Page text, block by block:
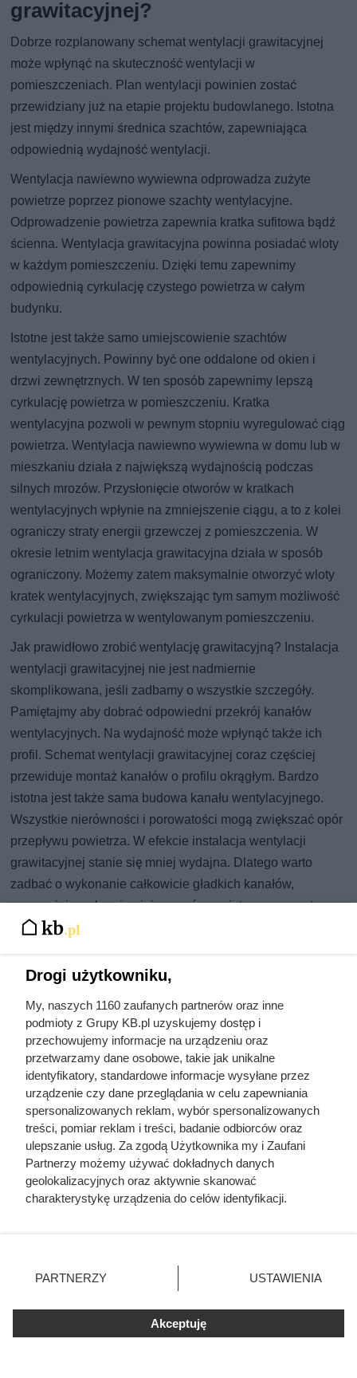
grawitacyjnej?
Dobrze rozplanowany schemat wentylacji grawitacyjnej
może wpłynąć na skuteczność wentylacji w
pomieszczeniach. Plan wentylacji powinien zostać
przewidziany już na etapie projektu budowlanego. Istotna
jest między innymi średnica szachtów, zapewniająca
odpowiednią wydajność wentylacji.
Wentylacja nawiewno wywiewna odprowadza zużyte
powietrze poprzez pionowe szachty wentylacyjne.
Odprowadzenie powietrza zapewnia kratka sufitowa bądź
ścienna. Wentylacja grawitacyjna powinna posiadać wloty
w każdym pomieszczeniu. Dzięki temu zapewnimy
odpowiednią cyrkulację czystego powietrza w całym
budynku.
Istotne jest także samo umiejscowienie szachtów
wentylacyjnych. Powinny być one oddalone od okien i
drzwi zewnętrznych. W ten sposób zapewnimy lepszą
cyrkulację powietrza w pomieszczeniu. Kratka
wentylacyjna pozwoli w pewnym stopniu wyregulować ciąg
powietrza. Wentylacja nawiewno wywiewna w domu lub w
mieszkaniu działa z największą wydajnością podczas
silnych mrozów. Przysłonięcie otworów w kratkach
wentylacyjnych wpłynie na zmniejszenie ciągu, a to z kolei
ograniczy straty energii grzewczej z pomieszczenia. W
okresie letnim wentylacja grawitacyjna działa w sposób
ograniczony. Możemy zatem maksymalnie otworzyć wloty
kratek wentylacyjnych, zwiększając tym samym możliwość
cyrkulacji powietrza w wentylowanym pomieszczeniu.
Jak prawidłowo zrobić wentylację grawitacyjną? Instalacja
wentylacji grawitacyjnej nie jest nadmiernie
skomplikowana, jeśli zadbamy o wszystkie szczegóły.
Pamiętajmy aby dobrać odpowiedni przekrój kanałów
wentylacyjnych. Na wydajność może wpłynąć także ich
profil. Schemat wentylacji grawitacyjnej coraz częściej
przewiduje montaż kanałów o profilu okrągłym. Bardzo
istotna jest także sama budowa kanału wentylacyjnego.
Wszystkie nierówności i porowatości mogą zwiększać opór
przepływu powietrza. W efekcie instalacja wentylacji
grawitacyjnej stanie się mniej wydajna. Dlatego warto
zadbać o wykonanie całkowicie gładkich kanałów,
zapewniających najmniejszy opór powietrza, a co za tym
idzie, największą wydajność wentylacji.
Wentylacja grawitacyjna w domu i jej zalety oraz fakty i mity
zastosowania wentylacji grawitacyjnej, fot. amixstudio
Drogi użytkowniku,
My, naszych 1160 zaufanych partnerów oraz inne
podmioty z Grupy KB.pl uzyskujemy dostęp i
przechowujemy informacje na urządzeniu oraz
przetwarzamy dane osobowe, takie jak unikalne
identyfikatory, standardowe informacje wysyłane przez
urządzenie czy dane przeglądania w celu zapewniania
spersonalizowanych reklam, wybór spersonalizowanych
treści, pomiar reklam i treści, badanie odbiorców oraz
ulepszanie usług. Za zgodą Użytkownika my i Zaufani
Partnerzy możemy używać dokładnych danych
geolokalizacyjnych oraz aktywnie skanować
charakterystykę urządzenia do celów identyfikacji.
zmienić/wycofać klikając przycisk ustawień prywatności
znajdujący się w lewym dolnym rogu strony. Niektóre
użytkownika, ale masz prawo sprzeciwić się takiemu
przetwarzaniu. Preferencje będą miały zastosowania tylko
PARTNERZY USTAWIENIA
Akceptuję